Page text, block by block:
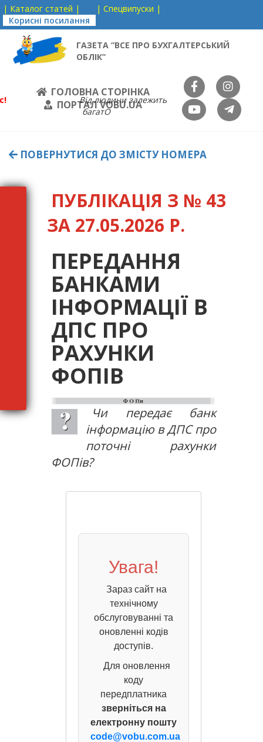
| Каталог статей |
| Спецвипуски |
Корисні посилання
ГАЗЕТА “ВСЕ ПРО БУХГАЛТЕРСЬКИЙ
ОБЛІК”
ГОЛОВНА СТОРІНКА
ПОРТАЛ VOBU.UA
Від людини залежить
багатО
ПОВЕРНУТИСЯ ДО ЗМІСТУ НОМЕРА
ПУБЛІКАЦІЯ З № 43
ЗА 27.05.2026 Р.
ПЕРЕДАННЯ
БАНКАМИ
ІНФОРМАЦІЇ В
ДПС ПРО
РАХУНКИ
ФОПІВ
Чи передає банк
інформацію в ДПС про
поточні рахунки
ФОПів?
Увага!
Зараз сайт на
технічному
обслуговуванні та
оновленні кодів
доступів.
Для оновлення
коду
передплатника
зверніться на
електронну пошту
code@vobu.com.ua